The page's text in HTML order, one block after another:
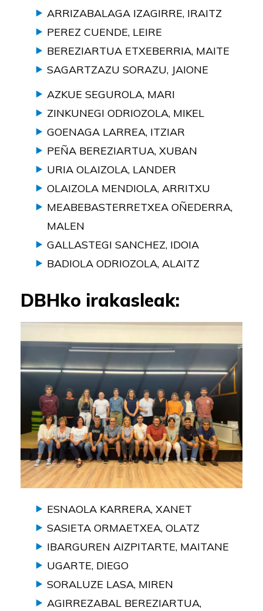
ARRIZABALAGA IZAGIRRE, IRAITZ
PEREZ CUENDE, LEIRE
BEREZIARTUA ETXEBERRIA, MAITE
SAGARTZAZU SORAZU, JAIONE
AZKUE SEGUROLA, MARI
ZINKUNEGI ODRIOZOLA, MIKEL
GOENAGA LARREA, ITZIAR
PEÑA BEREZIARTUA, XUBAN
URIA OLAIZOLA, LANDER
OLAIZOLA MENDIOLA, ARRITXU
MEABEBASTERRETXEA OÑEDERRA,
MALEN
GALLASTEGI SANCHEZ, IDOIA
BADIOLA ODRIOZOLA, ALAITZ
DBHko irakasleak:
ESNAOLA KARRERA, XANET
SASIETA ORMAETXEA, OLATZ
IBARGUREN AIZPITARTE, MAITANE
UGARTE, DIEGO
SORALUZE LASA, MIREN
AGIRREZABAL BEREZIARTUA,